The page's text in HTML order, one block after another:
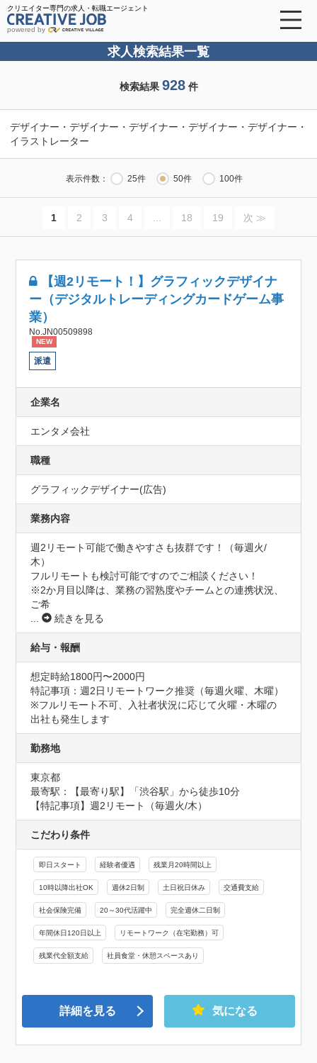
クリエイター専門の求人・転職エージェント
powered by
求人検索結果一覧
検索結果 928件
デザイナー・デザイナー・デザイナー・デザイナー・デザイナー・
イラストレーター
表示件数： 25件 50件 100件
1 2 3 4 18 19 次 ≫
【週2リモート！】グラフィックデザイナ
ー（デジタルトレーディングカードゲーム事
業）
No.JN00509898
NEW
派遣
企業名
エンタメ会社
職種
グラフィックデザイナー(広告)
業務内容
週2リモート可能で働きやすさも抜群です！（毎週火/
木）
フルリモートも検討可能ですのでご相談ください！
※2か月目以降は、業務の習熟度やチームとの連携状況、
ご希
...
続きを見る
給与・報酬
想定時給1800円〜2000円
特記事項：週2日リモートワーク推奨（毎週火曜、木曜）
※フルリモート不可、入社者状況に応じて火曜・木曜の
出社も発生します
勤務地
東京都
最寄駅：【最寄り駅】「渋谷駅」から徒歩10分
【特記事項】週2リモート（毎週火/木）
こだわり条件
即日スタート 経験者優遇 残業月20時間以上
10時以降出社OK 週休2日制 土日祝日休み 交通費支給
社会保険完備 20～30代活躍中 完全週休二日制
年間休日120日以上 リモートワーク（在宅勤務）可
残業代全額支給 社員食堂・休憩スペースあり
詳細を見る 気になる